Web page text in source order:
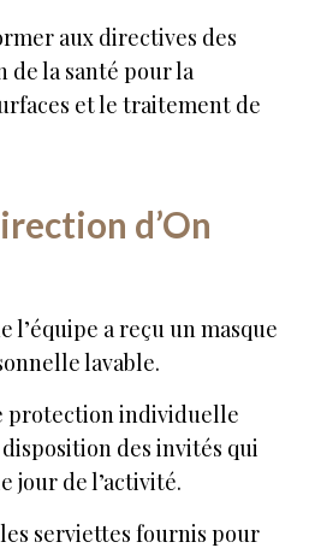
aux directives des
de la santé pour la
et le traitement de
d’On
l’équipe a reçu un masque
lavable.
protection individuelle
des invités qui
jour de l’activité.
serviettes fournis pour